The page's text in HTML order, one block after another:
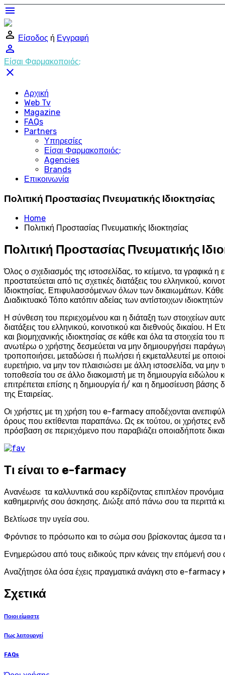
menu
perm_identity Είσοδος ή Εγγραφή
perm_identity
Είσαι Φαρμακοποιός;
close
Αρχική
Web Tv
Magazine
FAQs
Partners
Υπηρεσίες
Είσαι Φαρμακοποιός;
Agencies
Brands
Επικοινωνία
Πολιτική Προστασίας Πνευματικής Ιδιοκτησίας
Home
Πολιτική Προστασίας Πνευματικής Ιδιοκτησίας
Πολιτική Προστασίας Πνευματικής
Όλος ο σχεδιασμός της ιστοσελίδας, το κείμενο, τα γραφικά η
προστατεύεται από τις σχετικές διατάξεις του ελληνικού,
Ιδιοκτησίας. Επιφυλασσόμενων όλων των δικαιωμάτων.
Διαδικτυακό Τόπο κατόπιν αδείας των αντίστοιχων ιδιοκτητών
Η σύνθεση του περιεχομένου και η διάταξη των στοιχείων
διατάξεις του ελληνικού, κοινοτικού και διεθνούς δικαίου.
και βιομηχανικής ιδιοκτησίας σε κάθε και όλα τα στοιχεία
ανωτέρω ο χρήστης δεσμεύεται να μην δημιουργήσει
τροποποιήσει, μεταδώσει ή πωλήσει ή εκμεταλλευτεί με
ευρετήριο, να μην τον πλαισιώσει με άλλη ιστοσελίδα, να
τοποθεσία του σε άλλο διακομιστή με τη δημιουργία
επιτρέπεται επίσης η δημιουργία ή/ και η δημοσίευση
της Εταιρείας.
Οι χρήστες με τη χρήση του e-farmacy αποδέχονται
όρους που εκτίθενται παραπάνω. Ως εκ τούτου, οι χρήστες
πρόσβαση σε περιεχόμενο που παραβιάζει οποιαδήποτε
Τι είναι το e-farmacy
Ανανέωσε τα καλλυντικά σου κερδίζοντας επιπλέον
καθημερινής σου άσκησης. Διώξε από πάνω σου τα περιττά
Βελτίωσε την υγεία σου.
Φρόντισε το πρόσωπο και το σώμα σου βρίσκοντας άμεσα τα
Ενημερώσου από τους ειδικούς πριν κάνεις την επόμενή
Αναζήτησε όλα όσα έχεις πραγματικά ανάγκη στο e-farmacy
Σχετικά
Ποιοι είμαστε
Πως λειτουργεί
FAQs